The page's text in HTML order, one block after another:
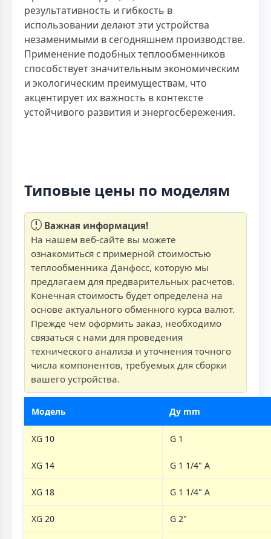
результативность и гибкость в
использовании делают эти устройства
незаменимыми в сегодняшнем производстве.
Применение подобных теплообменников
способствует значительным экономическим
и экологическим преимуществам, что
акцентирует их важность в контексте
устойчивого развития и энергосбережения.
Типовые цены по моделям
Важная информация!
На нашем веб-сайте вы можете
ознакомиться с примерной стоимостью
теплообменника Данфосс, которую мы
предлагаем для предварительных расчетов.
Конечная стоимость будет определена на
основе актуального обменного курса валют.
Прежде чем оформить заказ, необходимо
связаться с нами для проведения
технического анализа и уточнения точного
числа компонентов, требуемых для сборки
вашего устройства.
Модель Ду mm
XG 10 G 1
XG 14 G 1 1/4" A
XG 18 G 1 1/4" A
XG 20 G 2"